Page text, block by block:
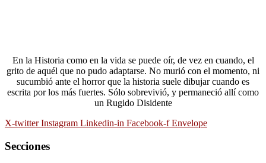
En la Historia como en la vida se puede oír, de vez en cuando, el
grito de aquél que no pudo adaptarse. No murió con el momento, ni
sucumbió ante el horror que la historia suele dibujar cuando es
escrita por los más fuertes. Sólo sobrevivió, y permaneció allí como
un Rugido Disidente
X-twitter Instagram Linkedin-in Facebook-f Envelope
Secciones